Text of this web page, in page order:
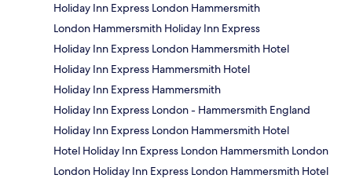
Holiday Inn Express London Hammersmith
London Hammersmith Holiday Inn Express
Holiday Inn Express London Hammersmith Hotel
Holiday Inn Express Hammersmith Hotel
Holiday Inn Express Hammersmith
Holiday Inn Express London - Hammersmith England
Holiday Inn Express London Hammersmith Hotel
Hotel Holiday Inn Express London Hammersmith London
London Holiday Inn Express London Hammersmith Hotel